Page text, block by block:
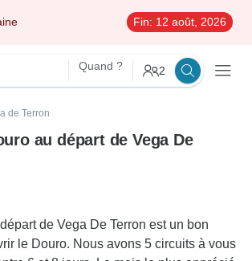
Fin: 12 août, 2026
Quand ? 2
de Terron
au départ de Vega De
de Vega De Terron est un bon
le Douro. Nous avons 5 circuits à vous